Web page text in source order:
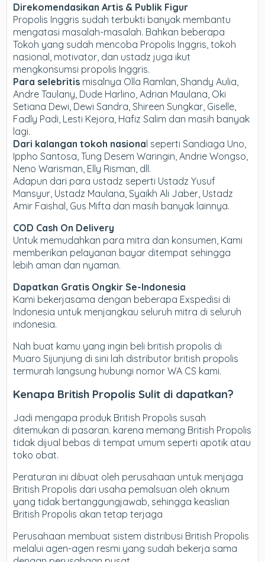
Direkomendasikan Artis & Publik Figur
Propolis Inggris sudah terbukti banyak membantu
mengatasi masalah-masalah. Bahkan beberapa
Tokoh yang sudah mencoba Propolis Inggris, tokoh
nasional, motivator, dan ustadz juga ikut
mengkonsumsi propolis Inggris.
Para selebritis misalnya Olla Ramlan, Shandy Aulia,
Andre Taulany, Dude Harlino, Adrian Maulana, Oki
Setiana Dewi, Dewi Sandra, Shireen Sungkar, Giselle,
Fadly Padi, Lesti Kejora, Hafiz Salim dan masih banyak
lagi.
Dari kalangan tokoh nasional seperti Sandiaga Uno,
Ippho Santosa, Tung Desem Waringin, Andrie Wongso,
Neno Warisman, Elly Risman, dll.
Adapun dari para ustadz seperti Ustadz Yusuf
Mansyur, Ustadz Maulana, Syaikh Ali Jaber, Ustadz
Amir Faishal, Gus Mifta dan masih banyak lainnya.
COD Cash On Delivery
Untuk memudahkan para mitra dan konsumen, Kami
memberikan pelayanan bayar ditempat sehingga
lebih aman dan nyaman.
Dapatkan Gratis Ongkir Se-Indonesia
Kami bekerjasama dengan beberapa Exspedisi di
Indonesia untuk menjangkau seluruh mitra di seluruh
indonesia.
Nah buat kamu yang ingin beli british propolis di
Muaro Sijunjung di sini lah distributor british propolis
termurah langsung hubungi nomor WA CS kami.
Kenapa British Propolis Sulit di dapatkan?
Jadi mengapa produk British Propolis susah
ditemukan di pasaran. karena memang British Propolis
tidak dijual bebas di tempat umum seperti apotik atau
toko obat.
Peraturan ini dibuat oleh perusahaan untuk menjaga
British Propolis dari usaha pemalsuan oleh oknum
yang tidak bertanggungjawab, sehingga keaslian
British Propolis akan tetap terjaga
Perusahaan membuat sistem distribusi British Propolis
melalui agen-agen resmi yang sudah bekerja sama